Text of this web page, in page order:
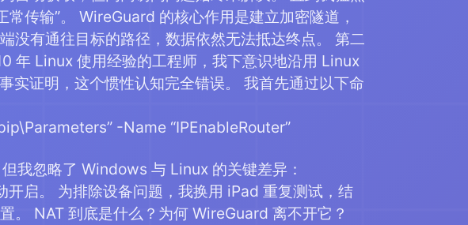
传输”。 WireGuard 的核心作用是建立加密隧道，
没有通往目标的路径，数据依然无法抵达终点。 第二
年 Linux 使用经验的工程师，我下意识地沿用 Linux
证明，这个惯性认知完全错误。 我首先通过以下命
-Name “IPEnableRouter”
我忽略了 Windows 与 Linux 的关键差异：
启。 为排除设备问题，我换用 iPad 重复测试，结
。 NAT 到底是什么？为何 WireGuard 离不开它？